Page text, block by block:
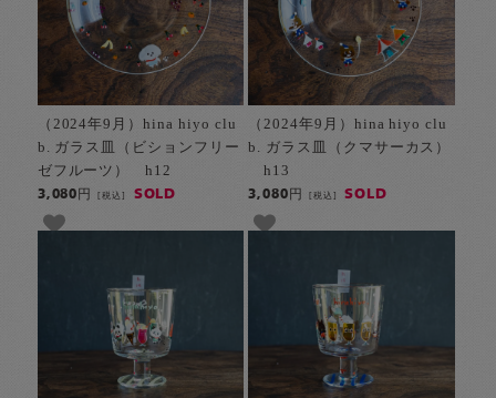
（2024年9月）hina hiyo clu
b. ガラス皿（ビションフリー
ゼフルーツ） h12
3,080円[税込] SOLD
（2024年9月）hina hiyo clu
b. ガラス皿（クマサーカス）
h13
3,080円 [税込] SOLD